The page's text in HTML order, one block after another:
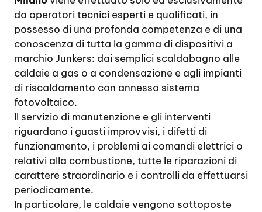
da operatori tecnici esperti e qualificati, in
possesso di una profonda competenza e di una
conoscenza di tutta la gamma di dispositivi a
marchio Junkers: dai semplici scaldabagno alle
caldaie a gas o a condensazione e agli impianti
di riscaldamento con annesso sistema
fotovoltaico.
Il servizio di manutenzione e gli interventi
riguardano i guasti improvvisi, i difetti di
funzionamento, i problemi ai comandi elettrici o
relativi alla combustione, tutte le riparazioni di
carattere straordinario e i controlli da effettuarsi
periodicamente.
In particolare, le caldaie vengono sottoposte